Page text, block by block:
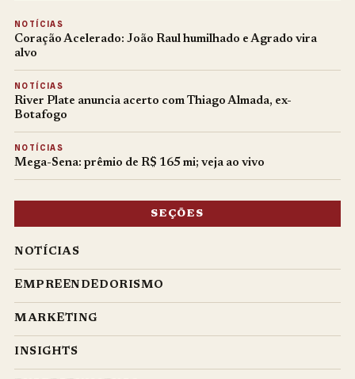
NOTÍCIAS
Coração Acelerado: João Raul humilhado e Agrado vira
alvo
NOTÍCIAS
River Plate anuncia acerto com Thiago Almada, ex-
Botafogo
NOTÍCIAS
Mega-Sena: prêmio de R$ 165 mi; veja ao vivo
SEÇÕES
NOTÍCIAS
EMPREENDEDORISMO
MARKETING
INSIGHTS